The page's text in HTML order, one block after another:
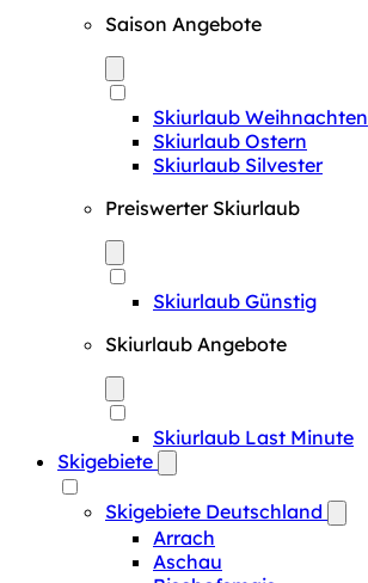
Saison Angebote
Skiurlaub Weihnachten
Skiurlaub Ostern
Skiurlaub Silvester
Preiswerter Skiurlaub
Skiurlaub Günstig
Skiurlaub Angebote
Skiurlaub Last Minute
Skigebiete
Skigebiete Deutschland
Arrach
Aschau